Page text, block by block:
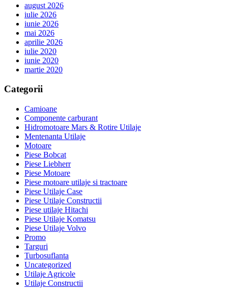
august 2026
iulie 2026
iunie 2026
mai 2026
aprilie 2026
iulie 2020
iunie 2020
martie 2020
Categorii
Camioane
Componente carburant
Hidromotoare Mars & Rotire Utilaje
Mentenanta Utilaje
Motoare
Piese Bobcat
Piese Liebherr
Piese Motoare
Piese motoare utilaje si tractoare
Piese Utilaje Case
Piese Utilaje Constructii
Piese utilaje Hitachi
Piese Utilaje Komatsu
Piese Utilaje Volvo
Promo
Targuri
Turbosuflanta
Uncategorized
Utilaje Agricole
Utilaje Constructii